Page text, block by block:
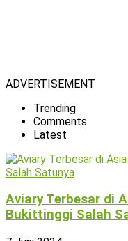
ADVERTISEMENT
Trending
Comments
Latest
Aviary Terbesar di
Bukittinggi Salah